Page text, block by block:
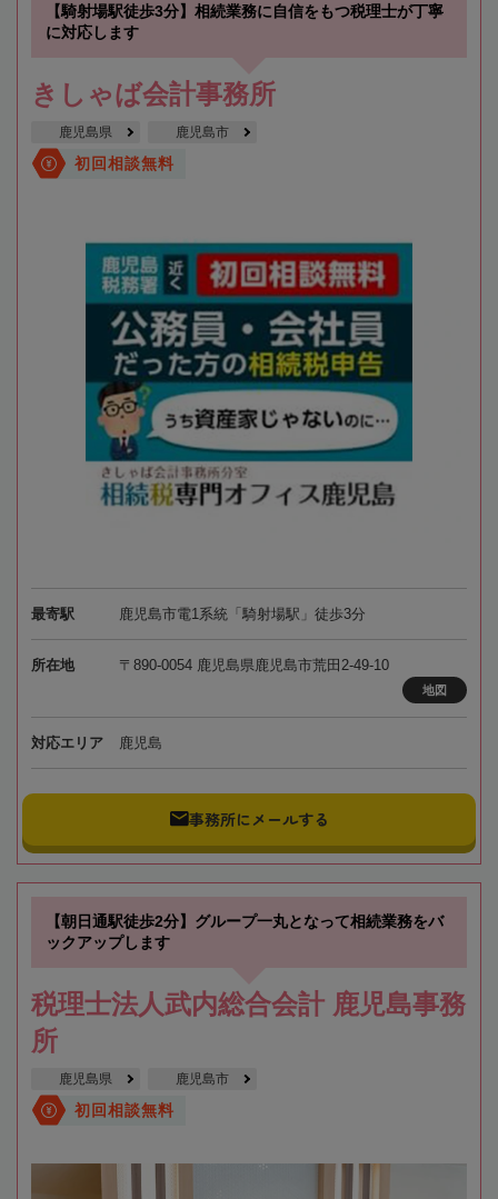
【騎射場駅徒歩3分】相続業務に自信をもつ税理士が丁寧
に対応します
きしゃば会計事務所
鹿児島県 鹿児島市
初回相談無料
最寄駅 鹿児島市電1系統「騎射場駅」徒歩3分
所在地 〒890-0054 鹿児島県鹿児島市荒田2-49-10
地図
対応エリア 鹿児島
事務所にメールする
【朝日通駅徒歩2分】グループ一丸となって相続業務をバ
ックアップします
税理士法人武内総合会計 鹿児島事務
所
鹿児島県 鹿児島市
初回相談無料